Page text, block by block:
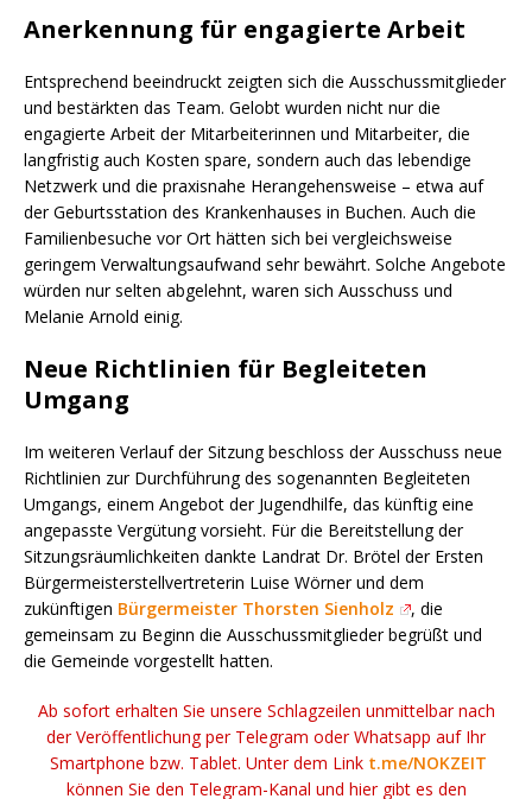
Anerkennung für engagierte Arbeit
Entsprechend beeindruckt zeigten sich die Ausschussmitglieder
und bestärkten das Team. Gelobt wurden nicht nur die
engagierte Arbeit der Mitarbeiterinnen und Mitarbeiter, die
langfristig auch Kosten spare, sondern auch das lebendige
Netzwerk und die praxisnahe Herangehensweise – etwa auf
der Geburtsstation des Krankenhauses in Buchen. Auch die
Familienbesuche vor Ort hätten sich bei vergleichsweise
geringem Verwaltungsaufwand sehr bewährt. Solche Angebote
würden nur selten abgelehnt, waren sich Ausschuss und
Melanie Arnold einig.
Neue Richtlinien für Begleiteten
Umgang
Im weiteren Verlauf der Sitzung beschloss der Ausschuss neue
Richtlinien zur Durchführung des sogenannten Begleiteten
Umgangs, einem Angebot der Jugendhilfe, das künftig eine
angepasste Vergütung vorsieht. Für die Bereitstellung der
Sitzungsräumlichkeiten dankte Landrat Dr. Brötel der Ersten
Bürgermeisterstellvertreterin Luise Wörner und dem
zukünftigen Bürgermeister Thorsten Sienholz
, die
gemeinsam zu Beginn die Ausschussmitglieder begrüßt und
die Gemeinde vorgestellt hatten.
Ab sofort erhalten Sie unsere Schlagzeilen unmittelbar nach
der Veröffentlichung per Telegram oder Whatsapp auf Ihr
Smartphone bzw. Tablet. Unter dem Link t.me/NOKZEIT
können Sie den Telegram-Kanal und hier gibt es den